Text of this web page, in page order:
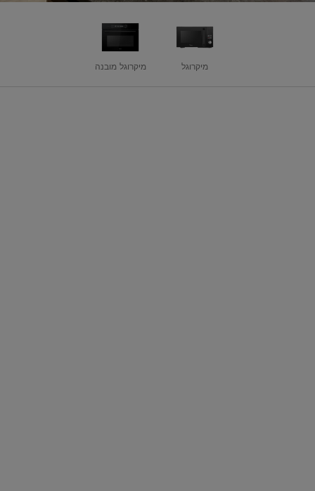
מיקרוגל מיקרוגל מובנה